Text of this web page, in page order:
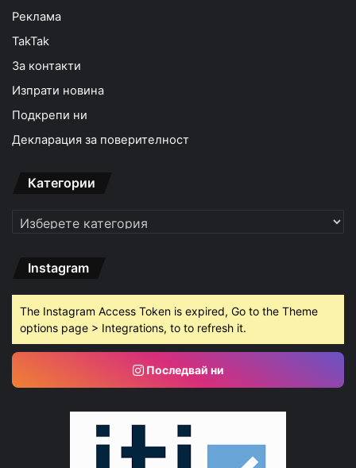
Реклама
TakTak
За контакти
Изпрати новина
Подкрепи ни
Декларация за поверителност
Категории
Категории
Instagram
The Instagram Access Token is expired, Go to the Theme
options page > Integrations, to to refresh it.
Последвай ни